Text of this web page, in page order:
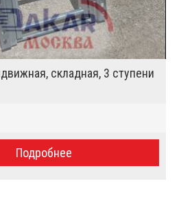
складная, 3 ступени
Подробнее